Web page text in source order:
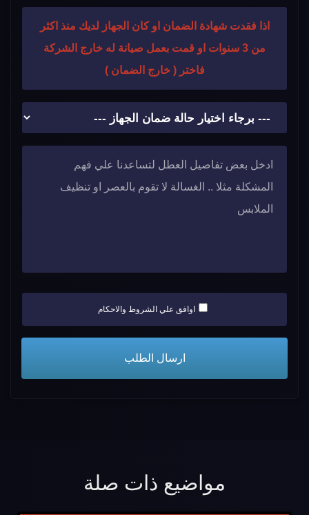
اذا فقدت شهادة الضمان او كان الجهاز لديك منذ اكثر
من 3 سنوات او قمت بعمل صيانة له خارج الشركة
فاختر ( خارج الضمان )
اوافق علي الشروط والاحكام
مواضيع ذات صلة